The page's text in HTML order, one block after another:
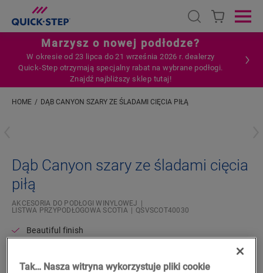
Open search
Marzysz o nowej podłodze?
W okresie od 23 lipca do 21 września 2026 r. dealerzy
Quick‑Step otrzymają specjalny rabat na wybrane podłogi.
Znajdź najbliższy sklep tutaj!
HOME DĄB CANYON SZARY ZE ŚLADAMI CIĘCIA PIŁĄ
Dąb Canyon szary ze śladami cięcia
piłą
AKCESORIA DO PODŁOGI WINYLOWEJ
LISTWA PRZYPODŁOGOWA SCOTIA
QSVSCOT40030
Beautiful finish
Scratch-resistant top layer
Tak… Nasza witryna wykorzystuje pliki cookie